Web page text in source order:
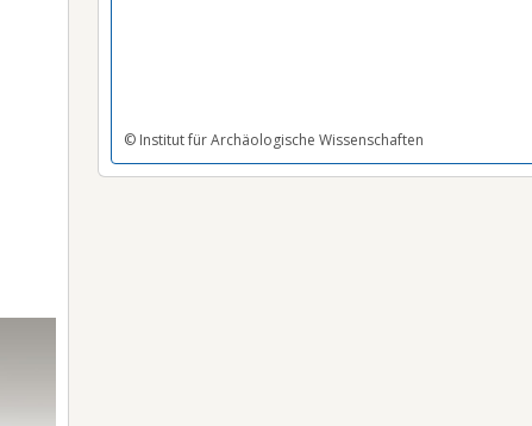
© Institut für Archäologische Wissenschaften